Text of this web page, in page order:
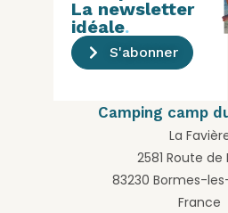
Camping camp
La
2581 Route de
83230 Bormes-
France
La newsletter
idéale.
S'abonner